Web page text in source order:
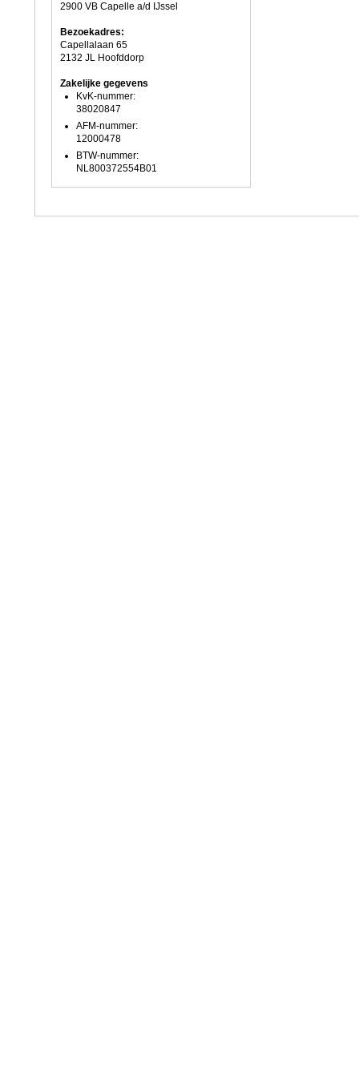
2900 VB Capelle a/d IJssel
Bezoekadres:
Capellalaan 65
2132 JL Hoofddorp
Zakelijke gegevens
KvK-nummer:
38020847
AFM-nummer:
12000478
BTW-nummer:
NL800372554B01